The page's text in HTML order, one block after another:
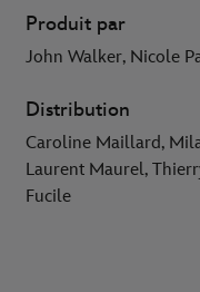
Produit par
John Walker, Nicole
Distribution
Caroline Maillard,
Laurent Maurel,
Fucile